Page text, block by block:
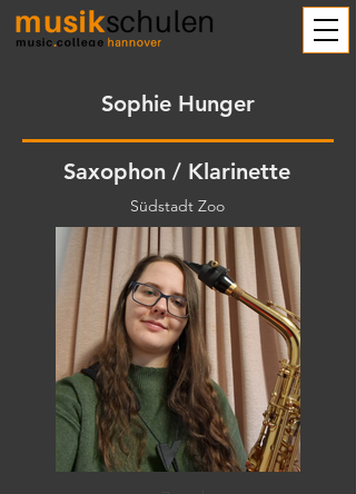
Sophie Hunger
Saxophon / Klarinette
Südstadt Zoo